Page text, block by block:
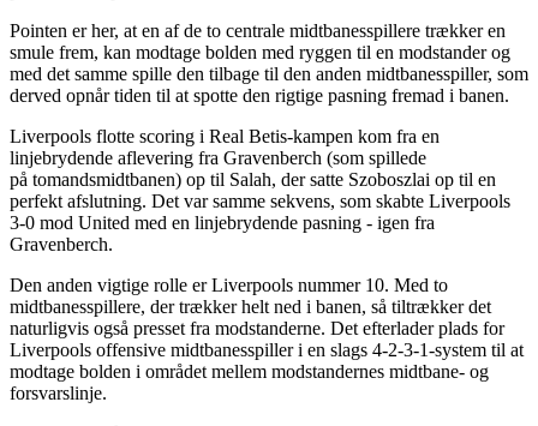
Pointen er her, at en af de to centrale midtbanesspillere trækker en
smule frem, kan modtage bolden med ryggen til en modstander og
med det samme spille den tilbage til den anden midtbanesspiller, som
derved opnår tiden til at spotte den rigtige pasning fremad i banen.
Liverpools flotte scoring i Real Betis-kampen kom fra en
linjebrydende aflevering fra Gravenberch (som spillede
på tomandsmidtbanen) op til Salah, der satte Szoboszlai op til en
perfekt afslutning. Det var samme sekvens, som skabte Liverpools
3-0 mod United med en linjebrydende pasning - igen fra
Gravenberch.
Den anden vigtige rolle er Liverpools nummer 10. Med to
midtbanesspillere, der trækker helt ned i banen, så tiltrækker det
naturligvis også presset fra modstanderne. Det efterlader plads for
Liverpools offensive midtbanesspiller i en slags 4-2-3-1-system til at
modtage bolden i området mellem modstandernes midtbane- og
forsvarslinje.